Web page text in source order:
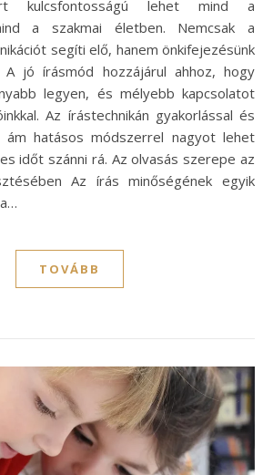
kulcsfontosságú lehet mind a
a szakmai életben. Nemcsak a
segíti elő, hanem önkifejezésünk
jó írásmód hozzájárul ahhoz, hogy
legyen, és mélyebb kapcsolatot
Az írástechnikán gyakorlással és
ám hatásos módszerrel nagyot lehet
időt szánni rá. Az olvasás szerepe az
Az írás minőségének egyik
TOVÁBB